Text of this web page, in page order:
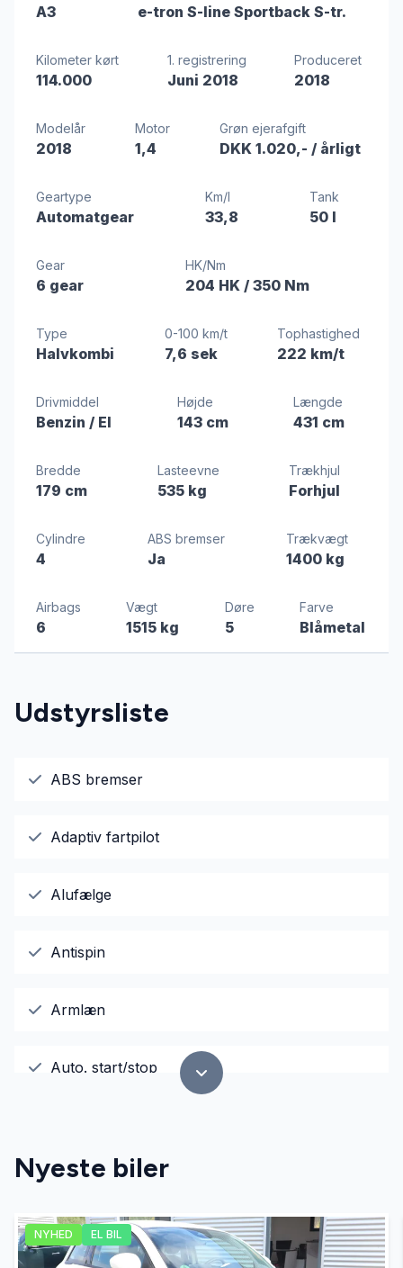
A3 e-tron S-line Sportback S-tr.
Kilometer kørt
114.000
1. registrering
Juni 2018
Produceret
2018
Modelår
2018
Motor
1,4
Grøn ejerafgift
DKK 1.020,- / årligt
Geartype
Automatgear
Km/l
33,8
Tank
50 l
Gear
6 gear
HK/Nm
204 HK / 350 Nm
Type
Halvkombi
0-100 km/t
7,6 sek
Tophastighed
222 km/t
Drivmiddel
Benzin / El
Højde
143 cm
Længde
431 cm
Bredde
179 cm
Lasteevne
535 kg
Trækhjul
Forhjul
Cylindre
4
ABS bremser
Ja
Trækvægt
1400 kg
Airbags
6
Vægt
1515 kg
Døre
5
Farve
Blåmetal
Udstyrsliste
ABS bremser
Adaptiv fartpilot
Alufælge
Antispin
Armlæn
Auto. start/stop
Automatisk fjernlys
Automatisk lys
Nyeste biler
NYHED EL BIL